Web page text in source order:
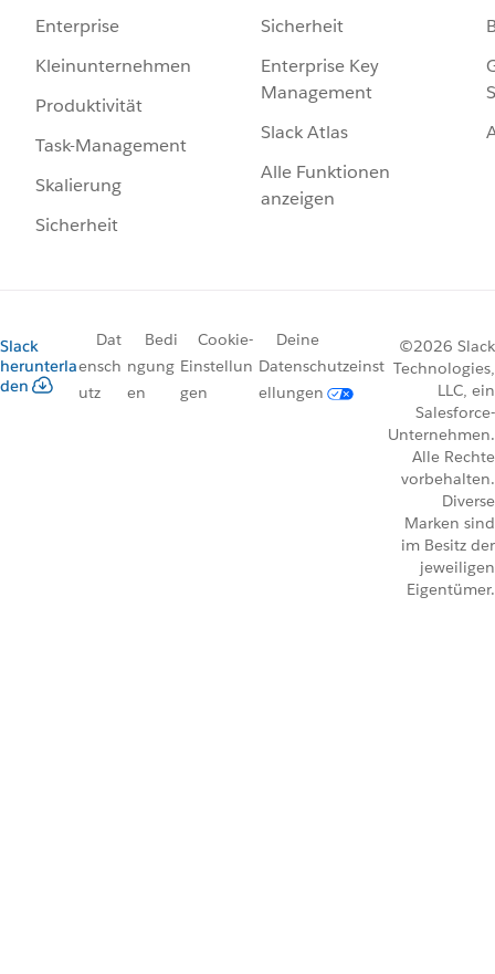
Enterprise
Kleinunternehmen
Produktivität
Task-Management
Skalierung
Sicherheit
Sicherheit
Enterprise Key
Management
Slack Atlas
Alle Funktionen
anzeigen
Slack
herunterla
den
Dat
ensch
utz
Bedi
ngung
en
Cookie-
Einstellun
gen
Deine
Datenschutzeinst
ellungen
©2026 Slack
Technologies,
LLC, ein
Salesforce-
Unternehmen.
Alle Rechte
vorbehalten.
Diverse
Marken sind
im Besitz der
jeweiligen
Eigentümer.